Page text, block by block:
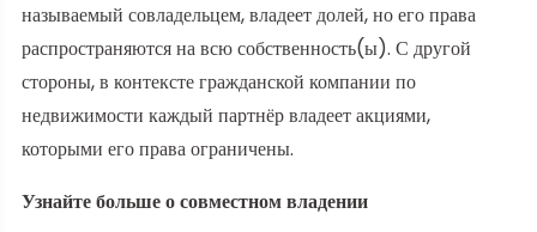
называемый совладельцем, владеет долей, но его права
распространяются на всю собственность(ы). С другой
стороны, в контексте гражданской компании по
недвижимости каждый партнёр владеет акциями,
которыми его права ограничены.
Узнайте больше о совместном владении